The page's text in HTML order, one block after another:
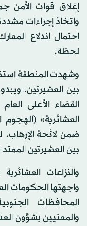
إغلاق قوات الأمن
واتخاذ إجراءات
احتمال اندلاع
لحظة.
وشهدت المنطقة
بين العشيرتين.
القضاء الأعلى
العشائرية»
ضمن لائحة
بين العشيرتين
والنزاعات
واجهتها الحكومات
المحافظات
والمعنيين بشؤون